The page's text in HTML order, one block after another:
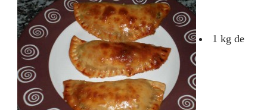
1 kg de